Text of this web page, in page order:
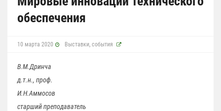
обеспечения
10 марта 2020 Выставки, события
В.М.Дринча
д.т.н., проф.
И.Н.Аммосов
старший преподаватель